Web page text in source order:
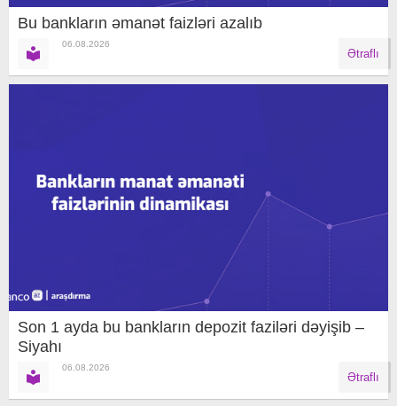
Bu bankların əmanət faizləri azalıb
06.08.2026
Ətraflı
Son 1 ayda bu bankların depozit faziləri dəyişib –
Siyahı
06.08.2026
Ətraflı